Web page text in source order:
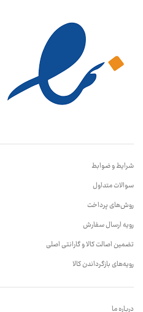
شرایط و ضوابط
سوالات متداول
روش‌های پرداخت
رویه ارسال سفارش
تضمین اصالت کالا و گارانتی اصلی
رویه‌های بازگرداندن کالا
درباره ما